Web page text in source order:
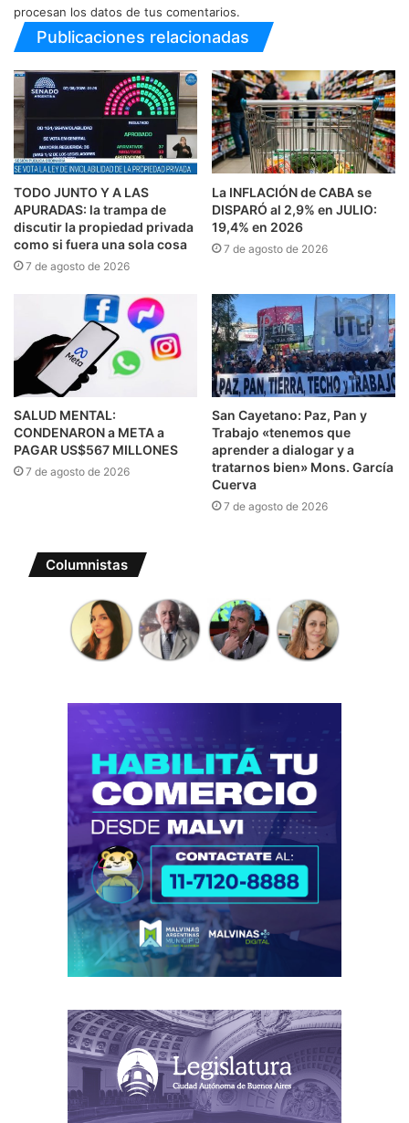
procesan los datos de tus comentarios.
Publicaciones relacionadas
TODO JUNTO Y A LAS
APURADAS: la trampa de
discutir la propiedad privada
como si fuera una sola cosa
7 de agosto de 2026
La INFLACIÓN de CABA se
DISPARÓ al 2,9% en JULIO:
19,4% en 2026
7 de agosto de 2026
SALUD MENTAL:
CONDENARON a META a
PAGAR US$567 MILLONES
7 de agosto de 2026
San Cayetano: Paz, Pan y
Trabajo «tenemos que
aprender a dialogar y a
tratarnos bien» Mons. García
Cuerva
7 de agosto de 2026
Columnistas